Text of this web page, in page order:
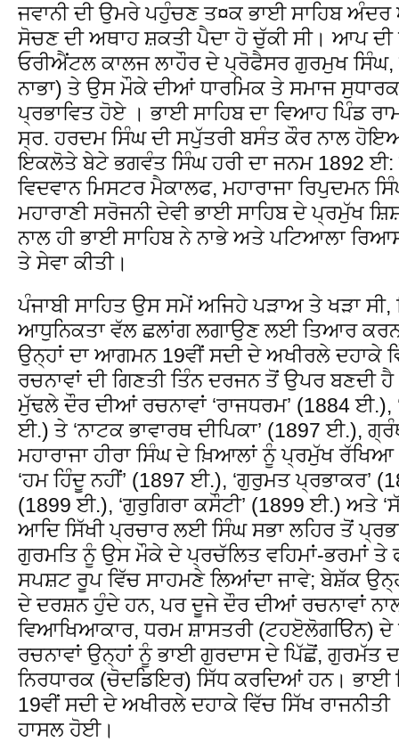
ਜਵਾਨੀ ਦੀ ਉਮਰੇ ਪਹੁੰਚਣ ਤ¤ਕ ਭਾਈ ਸਾਹਿਬ
ਸੋਚਣ ਦੀ ਅਥਾਹ ਸ਼ਕਤੀ ਪੈਦਾ ਹੋ ਚੁੱਕੀ ਸੀ। ਆਪ
ਓਰੀਐਂਟਲ ਕਾਲਜ ਲਾਹੌਰ ਦੇ ਪ੍ਰੋਫੈਸਰ ਗੁਰਮੁਖ ਸਿੰਘ,
ਨਾਭਾ) ਤੇ ਉਸ ਮੌਕੇ ਦੀਆਂ ਧਾਰਮਿਕ ਤੇ ਸਮਾਜ
ਪ੍ਰਭਾਵਿਤ ਹੋਏ । ਭਾਈ ਸਾਹਿਬ ਦਾ ਵਿਆਹ ਪਿੰਡ
ਸ੍ਰ. ਹਰਦਮ ਸਿੰਘ ਦੀ ਸਪੁੱਤਰੀ ਬਸੰਤ ਕੌਰ ਨਾਲ
ਇਕਲੋਤੇ ਬੇਟੇ ਭਗਵੰਤ ਸਿੰਘ ਹਰੀ ਦਾ ਜਨਮ 1892
ਵਿਦਵਾਨ ਮਿਸਟਰ ਮੈਕਾਲਫ, ਮਹਾਰਾਜਾ ਰਿਪੁਦਮਨ
ਮਹਾਰਾਣੀ ਸਰੋਜਨੀ ਦੇਵੀ ਭਾਈ ਸਾਹਿਬ ਦੇ ਪ੍ਰਮੁੱਖ
ਨਾਲ ਹੀ ਭਾਈ ਸਾਹਿਬ ਨੇ ਨਾਭੇ ਅਤੇ ਪਟਿਆਲਾ
ਤੇ ਸੇਵਾ ਕੀਤੀ।
ਪੰਜਾਬੀ ਸਾਹਿਤ ਉਸ ਸਮੇਂ ਅਜਿਹੇ ਪੜਾਅ ਤੇ ਖੜਾ
ਆਧੁਨਿਕਤਾ ਵੱਲ ਛਲਾਂਗ ਲਗਾਉਣ ਲਈ ਤਿਆਰ
ਉਨ੍ਹਾਂ ਦਾ ਆਗਮਨ 19ਵੀਂ ਸਦੀ ਦੇ ਅਖੀਰਲੇ
ਰਚਨਾਵਾਂ ਦੀ ਗਿਣਤੀ ਤਿੰਨ ਦਰਜਨ ਤੋਂ ਉਪਰ ਬਣਦੀ
ਮੁੱਢਲੇ ਦੌਰ ਦੀਆਂ ਰਚਨਾਵਾਂ ‘ਰਾਜਧਰਮ’ (1884 ਈ.),
ਈ.) ਤੇ ‘ਨਾਟਕ ਭਾਵਾਰਥ ਦੀਪਿਕਾ’ (1897 ਈ.),
ਮਹਾਰਾਜਾ ਹੀਰਾ ਸਿੰਘ ਦੇ ਖ਼ਿਆਲਾਂ ਨੂੰ ਪ੍ਰਮੁੱਖ
‘ਹਮ ਹਿੰਦੂ ਨਹੀਂ’ (1897 ਈ.), ‘ਗੁਰੁਮਤ ਪ੍ਰਭਾਕਰ’
(1899 ਈ.), ‘ਗੁਰੁਗਿਰਾ ਕਸੌਟੀ’ (1899 ਈ.) ਅਤੇ
ਆਦਿ ਸਿੱਖੀ ਪ੍ਰਚਾਰ ਲਈ ਸਿੰਘ ਸਭਾ ਲਹਿਰ ਤੋਂ
ਗੁਰਮਤਿ ਨੂੰ ਉਸ ਮੌਕੇ ਦੇ ਪ੍ਰਚੱਲਿਤ ਵਹਿਮਾਂ-ਭਰਮਾਂ
ਸਪਸ਼ਟ ਰੂਪ ਵਿੱਚ ਸਾਹਮਣੇ ਲਿਆਂਦਾ ਜਾਵੇ; ਬੇਸ਼ੱਕ
ਦੇ ਦਰਸ਼ਨ ਹੁੰਦੇ ਹਨ, ਪਰ ਦੂਜੇ ਦੌਰ ਦੀਆਂ ਰਚਨਾਵਾਂ
ਵਿਆਖਿਆਕਾਰ, ਧਰਮ ਸ਼ਾਸਤਰੀ (ਟਹੲੋਲੋਗੳਿਨ)
ਰਚਨਾਵਾਂ ਉਨ੍ਹਾਂ ਨੂੰ ਭਾਈ ਗੁਰਦਾਸ ਦੇ ਪਿੱਛੋਂ, ਗੁਰਮੱਤ
ਨਿਰਧਾਰਕ (ਚੋਦਡਿਇਰ) ਸਿੱਧ ਕਰਦਿਆਂ ਹਨ। ਭਾਈ
19ਵੀਂ ਸਦੀ ਦੇ ਅਖੀਰਲੇ ਦਹਾਕੇ ਵਿੱਚ ਸਿੱਖ
ਹਾਸਲ ਹੋਈ।